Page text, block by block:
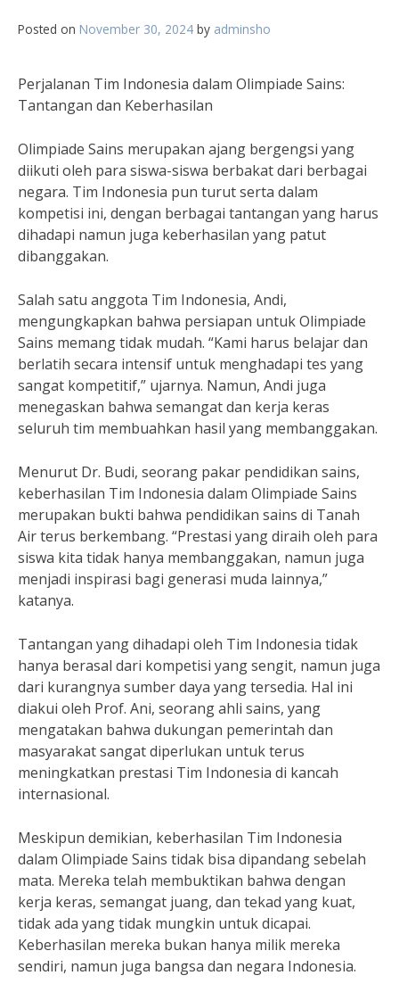
Posted on November 30, 2024 by adminsho
Perjalanan Tim Indonesia dalam Olimpiade Sains:
Tantangan dan Keberhasilan
Olimpiade Sains merupakan ajang bergengsi yang
diikuti oleh para siswa-siswa berbakat dari berbagai
negara. Tim Indonesia pun turut serta dalam
kompetisi ini, dengan berbagai tantangan yang harus
dihadapi namun juga keberhasilan yang patut
dibanggakan.
Salah satu anggota Tim Indonesia, Andi,
mengungkapkan bahwa persiapan untuk Olimpiade
Sains memang tidak mudah. “Kami harus belajar dan
berlatih secara intensif untuk menghadapi tes yang
sangat kompetitif,” ujarnya. Namun, Andi juga
menegaskan bahwa semangat dan kerja keras
seluruh tim membuahkan hasil yang membanggakan.
Menurut Dr. Budi, seorang pakar pendidikan sains,
keberhasilan Tim Indonesia dalam Olimpiade Sains
merupakan bukti bahwa pendidikan sains di Tanah
Air terus berkembang. “Prestasi yang diraih oleh para
siswa kita tidak hanya membanggakan, namun juga
menjadi inspirasi bagi generasi muda lainnya,”
katanya.
Tantangan yang dihadapi oleh Tim Indonesia tidak
hanya berasal dari kompetisi yang sengit, namun juga
dari kurangnya sumber daya yang tersedia. Hal ini
diakui oleh Prof. Ani, seorang ahli sains, yang
mengatakan bahwa dukungan pemerintah dan
masyarakat sangat diperlukan untuk terus
meningkatkan prestasi Tim Indonesia di kancah
internasional.
Meskipun demikian, keberhasilan Tim Indonesia
dalam Olimpiade Sains tidak bisa dipandang sebelah
mata. Mereka telah membuktikan bahwa dengan
kerja keras, semangat juang, dan tekad yang kuat,
tidak ada yang tidak mungkin untuk dicapai.
Keberhasilan mereka bukan hanya milik mereka
sendiri, namun juga bangsa dan negara Indonesia.